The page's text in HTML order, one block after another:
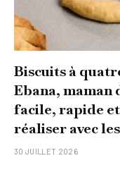
Biscuits à
Ebana, maman
facile, rapide
réaliser avec
30 JUILLET 2026